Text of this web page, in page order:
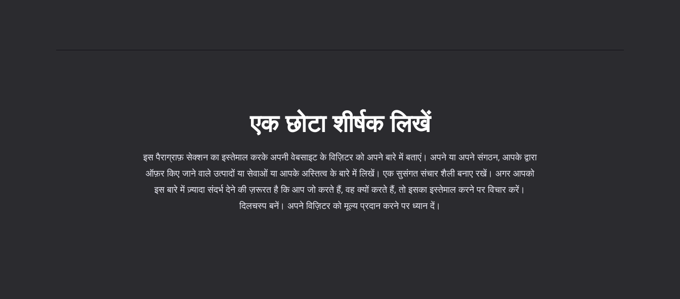
एक छोटा शीर्षक लिखें
इस पैराग्राफ़ सेक्शन का इस्तेमाल करके अपनी वेबसाइट के विज़िटर को अपने बारे में बताएं। अपने या अपने संगठन, आपके द्वारा
ऑफ़र किए जाने वाले उत्पादों या सेवाओं या आपके अस्तित्व के बारे में लिखें। एक सुसंगत संचार शैली बनाए रखें। अगर आपको
इस बारे में ज़्यादा संदर्भ देने की ज़रूरत है कि आप जो करते हैं, वह क्यों करते हैं, तो इसका इस्तेमाल करने पर विचार करें।
दिलचस्प बनें। अपने विज़िटर को मूल्य प्रदान करने पर ध्यान दें।